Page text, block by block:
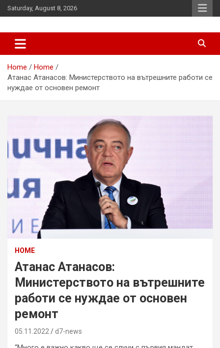
Skip
to
Saturday, August 8, 2026
d7-news.com
Home
Home
Атанас Атанасов: Министерството на вътрешните работи се
нуждае от основен ремонт
HOME
Атанас Атанасов:
Министерството на вътрешните
работи се нуждае от основен
ремонт
05.11.2022 d7-news